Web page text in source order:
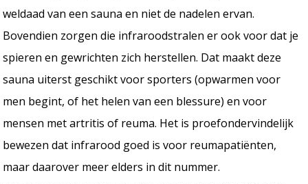
weldaad van een sauna en niet de nadelen ervan.
Bovendien zorgen die infraroodstralen er ook voor dat je
spieren en gewrichten zich herstellen. Dat maakt deze
sauna uiterst geschikt voor sporters (opwarmen voor
men begint, of het helen van een blessure) en voor
mensen met artritis of reuma. Het is proefondervindelijk
bewezen dat infrarood goed is voor reumapatiënten,
maar daarover meer elders in dit nummer.